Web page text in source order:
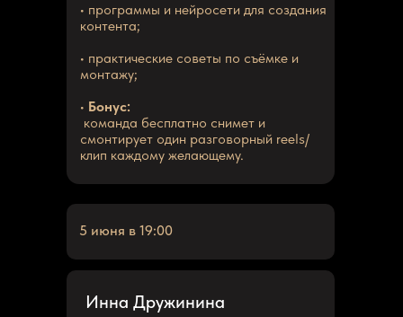
5 июня в 19:00
Инна Дружинина
• программы и нейросети для создания
контента;
• практические советы по съёмке и
монтажу;
• Бонус:
команда бесплатно снимет и
смонтирует один разговорный reels/
клип каждому желающему.